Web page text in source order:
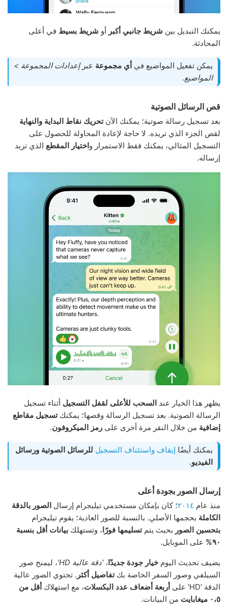
يمكنك التبديل بين شريط جانبي أكبر أو شريط بسيط في أعلى
المحادثة.
يمكن تفعيل المواضيع في أي مجموعة عبرإعدادات المجموعة >
المواضيع.
قص الرسائل الصوتية
بعد تسجيل رسالة صوتية؛ يمكنك الآنتحريك نقاط البداية والنهاية
لقص الجزء الذي تريده. لا حاجة لإعادة المحاولة للحصول على
التسجيل المثالي، يمكنك فقط الاستمرار واختيار المقطع الذي تريد
إرساله.
يظهر هذا الخيار عند السحب للأعلى لقفل التسجيل أثناء تسجيل
الرسالة الصوتية. بعد تسجيل الرسالة وقصها؛ يمكنكتسجيل مقاطع
إضافية من خلال النقر مرة أخرى على رمز الميكروفون.
يمكنك أيضًا إيقاف واستئناف التسجيل للرسائل الصوتية ورسائل
الفيديو.
إرسال الصور بجودة أعلى
منذ عام ٢٠١٤؛ كان بإمكان مستخدمي تيليجرام إرسال الصور بالدقة
الكاملة بحجمها الأصلي. بالنسبة للصور العادية؛ يقوم تيليجرام
بتحسين الصور بحيث يتمتسليمها فورًا، وتستهلك بيانات أقل بنسبة
٩٠%
على الموبايل.
يضيف تحديث اليوم خيار جودة جديدًا،'دقة عالية HD'
، ليمنح صور
السيلفي وصور السفر الخاصة بكتفاصيل أكثر . تحتوي الصور عالية
الدقة 'HD' على
أربعة أضعاف عدد البكسلات، مع استهلاك أقل من
٠،٥ ميغابايت
من البيانات.